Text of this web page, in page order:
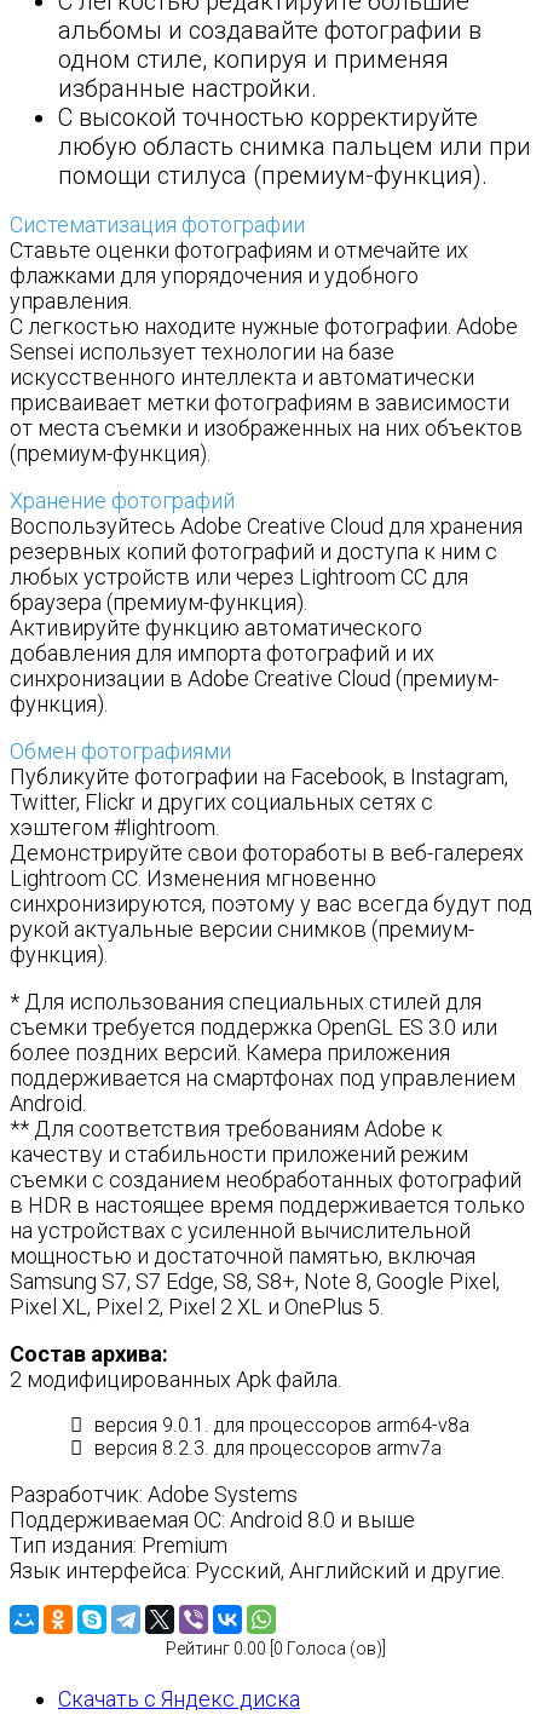
альбомы и создавайте фотографии в
одном стиле, копируя и применяя
избранные настройки.
С высокой точностью корректируйте
любую область снимка пальцем или при
помощи стилуса (премиум-функция).
Систематизация фотографии
Ставьте оценки фотографиям и отмечайте их
флажками для упорядочения и удобного
управления.
С легкостью находите нужные фотографии. Adobe
Sensei использует технологии на базе
искусственного интеллекта и автоматически
присваивает метки фотографиям в зависимости
от места съемки и изображенных на них объектов
(премиум-функция).
Хранение фотографий
Воспользуйтесь Adobe Creative Cloud для хранения
резервных копий фотографий и доступа к ним с
любых устройств или через Lightroom CC для
браузера (премиум-функция).
Активируйте функцию автоматического
добавления для импорта фотографий и их
синхронизации в Adobe Creative Cloud (премиум-
функция).
Обмен фотографиями
Публикуйте фотографии на Facebook, в Instagram,
Twitter, Flickr и других социальных сетях с
хэштегом #lightroom.
Демонстрируйте свои фотоработы в веб-галереях
Lightroom CC. Изменения мгновенно
синхронизируются, поэтому у вас всегда будут под
рукой актуальные версии снимков (премиум-
функция).
* Для использования специальных стилей для
съемки требуется поддержка OpenGL ES 3.0 или
более поздних версий. Камера приложения
поддерживается на смартфонах под управлением
Android.
** Для соответствия требованиям Adobe к
качеству и стабильности приложений режим
съемки с созданием необработанных фотографий
в HDR в настоящее время поддерживается только
на устройствах с усиленной вычислительной
мощностью и достаточной памятью, включая
Samsung S7, S7 Edge, S8, S8+, Note 8, Google Pixel,
Pixel XL, Pixel 2, Pixel 2 XL и OnePlus 5.
Состав архива:
2 модифицированных Apk файла.
версия 9.0.1. для процессоров arm64-v8a
версия 8.2.3. для процессоров armv7a
Разработчик: Adobe Systems
Поддерживаемая ОС: Android 8.0 и выше
Тип издания: Premium
Язык интерфейса: Русский, Английский и другие.
Рейтинг 0.00 [0 Голоса (ов)]
Скачать с Яндекс диска